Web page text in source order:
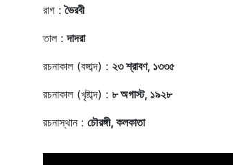
রাগ :ভৈরবী
তাল :দাদরা
রচনাকাল (বঙ্গাব্দ) : ২৩ শ্রাবণ, ১৩৩৫
রচনাকাল (খৃষ্টাব্দ) : ৮ অগাস্ট, ১৯২৮
রচনাস্থান : চৌরঙ্গী, কলকাতা